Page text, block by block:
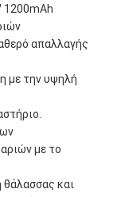
1200mAh
απαλλαγής
με την υψηλή
με το
θάλασσας και